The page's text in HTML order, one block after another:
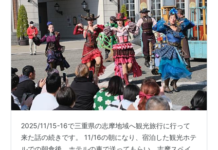
2025/11/15-16で三重県の志摩地域へ観光旅行に行って
来た話の続きです。 11/16の朝になり、宿泊した観光ホテ